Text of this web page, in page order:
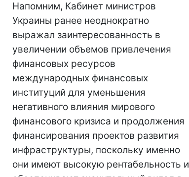
Напомним, Кабинет министров
Украины ранее неоднократно
выражал заинтересованность в
увеличении объемов привлечения
финансовых ресурсов
международных финансовых
институций для уменьшения
негативного влияния мирового
финансового кризиса и продолжения
финансирования проектов развития
инфраструктуры, поскольку именно
они имеют высокую рентабельность и